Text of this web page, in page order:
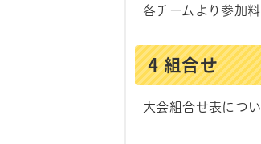
各チームより参加
4 組合せ
大会組合せ表につ